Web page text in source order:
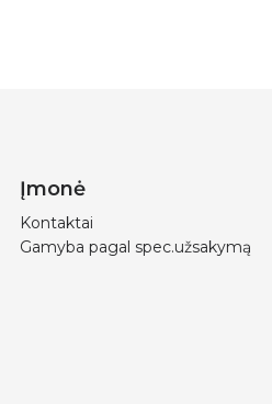
Įmonė
Kontaktai
Gamyba pagal spec.užsakymą